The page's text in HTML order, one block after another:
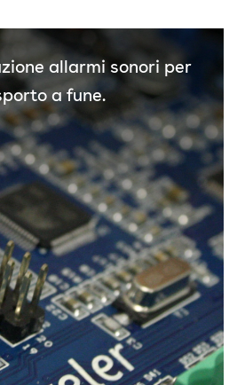
allarmi sonori per
a fune.